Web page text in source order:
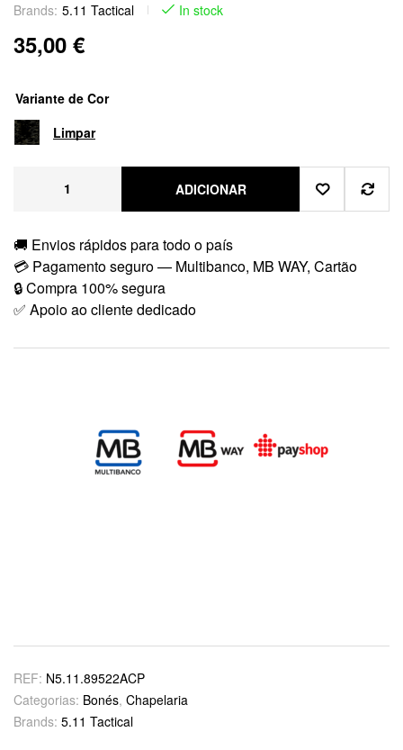
Brands: 5.11 Tactical In stock
35,00 €
Variante de Cor
Limpar
ADICIONAR
🚚 Envios rápidos para todo o país
💳 Pagamento seguro — Multibanco, MB WAY, Cartão
🔒 Compra 100% segura
✅ Apoio ao cliente dedicado
REF: N5.11.89522ACP
Categorias: Bonés, Chapelaria
Brands: 5.11 Tactical